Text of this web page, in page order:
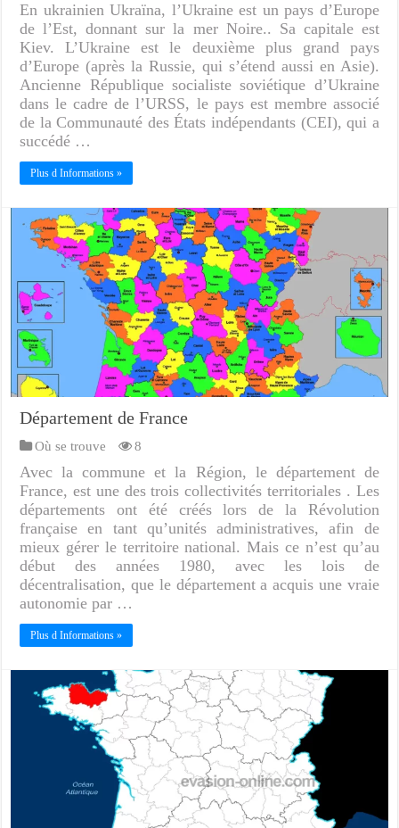
En ukrainien Ukraïna, l’Ukraine est un pays d’Europe
de l’Est, donnant sur la mer Noire.. Sa capitale est
Kiev. L’Ukraine est le deuxième plus grand pays
d’Europe (après la Russie, qui s’étend aussi en Asie).
Ancienne République socialiste soviétique d’Ukraine
dans le cadre de l’URSS, le pays est membre associé
de la Communauté des États indépendants (CEI), qui a
succédé …
Plus d Informations »
Département de France
Où se trouve 8
Avec la commune et la Région, le département de
France, est une des trois collectivités territoriales . Les
départements ont été créés lors de la Révolution
française en tant qu’unités administratives, afin de
mieux gérer le territoire national. Mais ce n’est qu’au
début des années 1980, avec les lois de
décentralisation, que le département a acquis une vraie
autonomie par …
Plus d Informations »